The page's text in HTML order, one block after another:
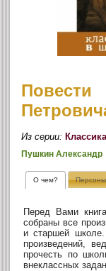
Из серии:
Пушкин Александр
О чем? Персоны
Перед Вами
собраны все
и старшей школе.
произведений,
прочесть по
внеклассных